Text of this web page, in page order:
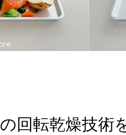
回転乾燥技術